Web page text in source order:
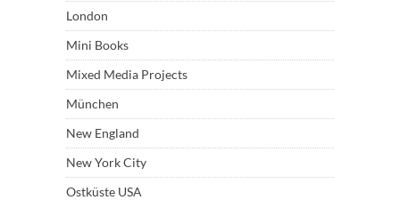
London
Mini Books
Mixed Media Projects
München
New England
New York City
Ostküste USA